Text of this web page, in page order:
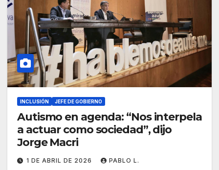
INCLUSIÓN JEFE DE GOBIERNO
Autismo en agenda: “Nos interpela
a actuar como sociedad”, dijo
Jorge Macri
1 DE ABRIL DE 2026 PABLO L.